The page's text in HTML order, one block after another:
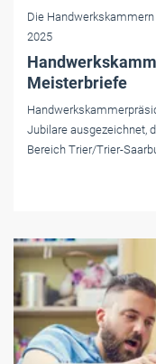
Die
2025
Meisterbriefe
Jubilare ausgezeichnet,
Bereich Trier/Trier-